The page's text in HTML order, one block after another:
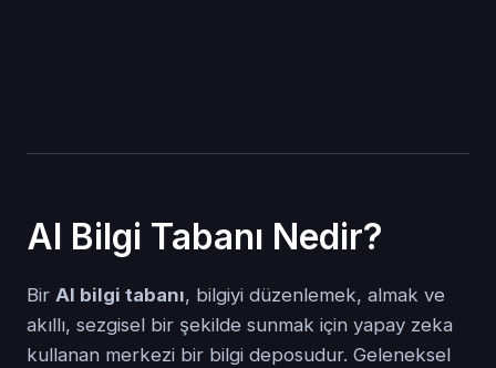
AI Bilgi Tabanı Nedir?
Bir AI bilgi tabanı, bilgiyi düzenlemek, almak ve
akıllı, sezgisel bir şekilde sunmak için yapay zeka
kullanan merkezi bir bilgi deposudur. Geleneksel